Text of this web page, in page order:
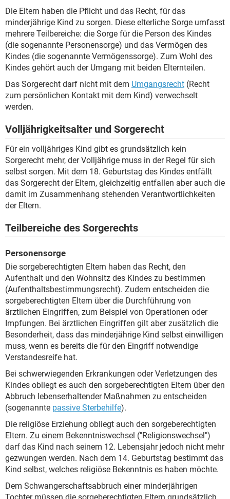
Die Eltern haben die Pflicht und das Recht, für das
minderjährige Kind zu sorgen. Diese elterliche Sorge umfasst
mehrere Teilbereiche: die Sorge für die Person des Kindes
(die sogenannte Personensorge) und das Vermögen des
Kindes (die sogenannte Vermögenssorge). Zum Wohl des
Kindes gehört auch der Umgang mit beiden Elternteilen.
Das Sorgerecht darf nicht mit dem Umgangsrecht (Recht
zum persönlichen Kontakt mit dem Kind) verwechselt
werden.
Volljährigkeitsalter und Sorgerecht
Für ein volljähriges Kind gibt es grundsätzlich kein
Sorgerecht mehr, der Volljährige muss in der Regel für sich
selbst sorgen. Mit dem 18. Geburtstag des Kindes entfällt
das Sorgerecht der Eltern, gleichzeitig entfallen aber auch die
damit im Zusammenhang stehenden Verantwortlichkeiten
der Eltern.
Teilbereiche des Sorgerechts
Personensorge
Die sorgeberechtigten Eltern haben das Recht, den
Aufenthalt und den Wohnsitz des Kindes zu bestimmen
(Aufenthaltsbestimmungsrecht). Zudem entscheiden die
sorgeberechtigten Eltern über die Durchführung von
ärztlichen Eingriffen, zum Beispiel von Operationen oder
Impfungen. Bei ärztlichen Eingriffen gilt aber zusätzlich die
Besonderheit, dass das minderjährige Kind selbst einwilligen
muss, wenn es bereits die für den Eingriff notwendige
Verstandesreife hat.
Bei schwerwiegenden Erkrankungen oder Verletzungen des
Kindes obliegt es auch den sorgeberechtigten Eltern über den
Abbruch lebenserhaltender Maßnahmen zu entscheiden
(sogenannte passive Sterbehilfe).
Die religiöse Erziehung obliegt auch den sorgeberechtigten
Eltern. Zu einem Bekenntniswechsel ("Religionswechsel")
darf das Kind nach seinem 12. Lebensjahr jedoch nicht mehr
gezwungen werden. Nach dem 14. Geburtstag bestimmt das
Kind selbst, welches religiöse Bekenntnis es haben möchte.
Dem Schwangerschaftsabbruch einer minderjährigen
Tochter müssen die sorgeberechtigten Eltern grundsätzlich